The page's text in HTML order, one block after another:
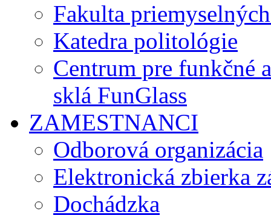
Fakulta
Katedra politológie
Centrum pre funkčné
sklá FunGlass
ZAMESTNANCI
Odborová organizácia
Elektronická zbierka
Dochádzka